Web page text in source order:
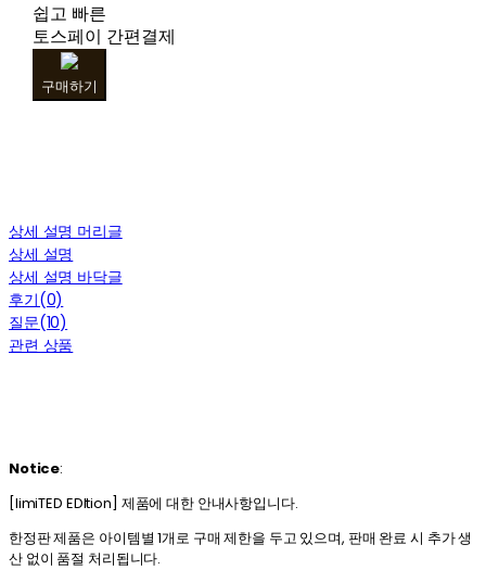
쉽고 빠른
토스페이 간편결제
구매하기
상세 설명 머리글
상세 설명
상세 설명 바닥글
후기(0)
질문(10)
관련 상품
Notice:
[limiTED EDItion] 제품에 대한 안내사항입니다.
한정판 제품은 아이템별 1개로 구매 제한을 두고 있으며, 판매 완료 시 추가 생
산 없이 품절 처리됩니다.